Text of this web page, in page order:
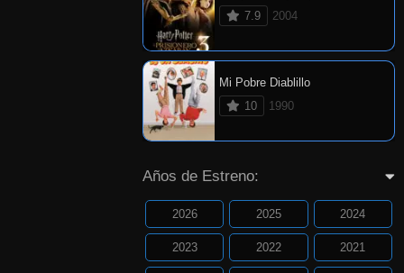
7.9
2004
Mi Pobre Diablillo
10
1990
Años de Estreno:
2026 2025 2024
2023 2022 2021